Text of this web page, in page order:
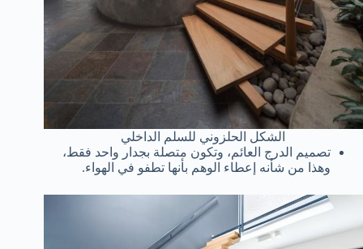
الشكل الحلزوني للسلم الداخلي
تصميم الدرج العائم، وتكون متصلة بجدار واحد فقط،
وهذا من شأنه إعطاء الوهم بأنها تطفو في الهواء.